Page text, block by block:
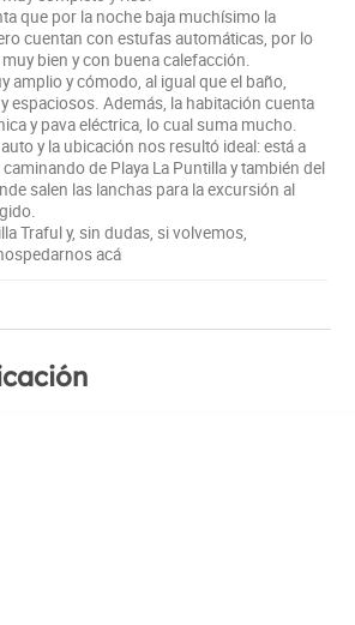
que por la noche baja muchísimo la
cuentan con estufas automáticas, por lo
bien y con buena calefacción.
amplio y cómodo, al igual que el baño,
espaciosos. Además, la habitación cuenta
y pava eléctrica, lo cual suma mucho.
y la ubicación nos resultó ideal: está a
de Playa La Puntilla y también del
salen las lanchas para la excursión al
Traful y, sin dudas, si volvemos,
acá